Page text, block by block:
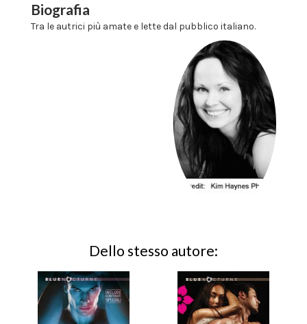
Biografia
Tra le autrici più amate e lette dal pubblico italiano.
Dello stesso autore: